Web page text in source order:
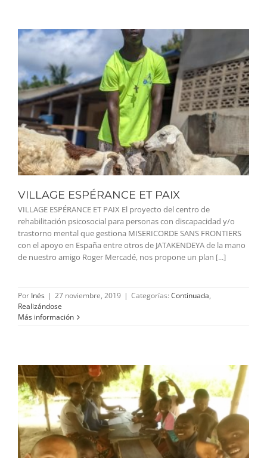
VILLAGE ESPÉRANCE ET PAIX
VILLAGE ESPÉRANCE ET PAIX El proyecto del centro de
rehabilitación psicosocial para personas con discapacidad y/o
trastorno mental que gestiona MISERICORDE SANS FRONTIERS
con el apoyo en España entre otros de JATAKENDEYA de la mano
de nuestro amigo Roger Mercadé, nos propone un plan [...]
Por Inés | 27 noviembre, 2019 | Categorías: Continuada,
Realizándose
Más información